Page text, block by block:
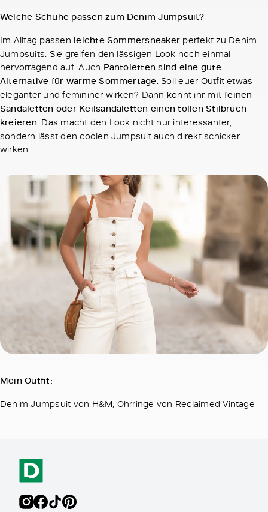
Welche Schuhe passen zum Denim Jumpsuit?
Im Alltag passen leichte Sommersneaker perfekt zu Denim
Jumpsuits. Sie greifen den lässigen Look noch einmal
hervorragend auf. Auch Pantoletten sind eine gute
Alternative für warme Sommertage . Soll euer Outfit etwas
eleganter und femininer wirken? Dann könnt ihr mit feinen
Sandaletten oder Keilsandaletten einen tollen Stilbruch
kreieren . Das macht den Look nicht nur interessanter,
sondern lässt den coolen Jumpsuit auch direkt schicker
wirken.
Mein Outfit:
Denim Jumpsuit von H&M, Ohrringe von Reclaimed Vintage